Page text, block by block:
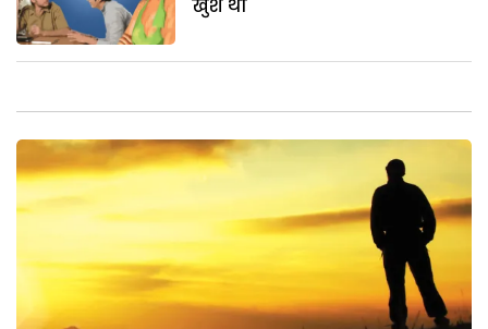
खुश थी